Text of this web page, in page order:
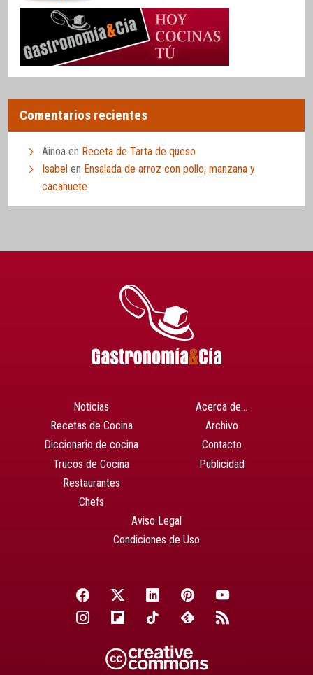
Comentarios recientes
Ainoa en Receta de Tarta de queso
Isabel en Ensalada de arroz con pollo, manzana y
cacahuete
Noticias
Recetas de Cocina
Diccionario de cocina
Trucos de Cocina
Restaurantes
Chefs
Acerca de…
Archivo
Contacto
Publicidad
Aviso Legal
Condiciones de Uso